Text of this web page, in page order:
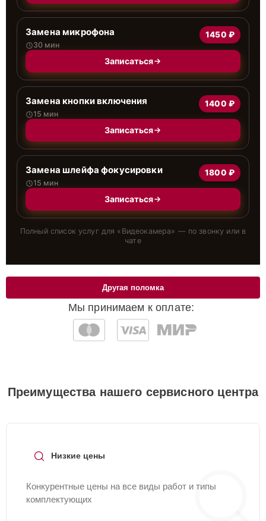
Замена микрофона
30 мин
1450 ₽
Записаться
Замена кнопки включения
15 мин
1400 ₽
Записаться
Замена шлейфа фокусировки
15 мин
1800 ₽
Записаться
Полный список услуг для « Видеокамера» — по звонку или в
чате
Мы принимаем к оплате:
Другая поломка
Преимущества нашего сервисного центра
Низкие цены
Конкурентные цены на все виды работ и типы
комплектующих